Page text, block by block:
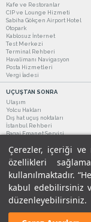
Çerezler, içeriği ve
özellikleri
kullanılmaktadır.
kabul edebilirsiniz
düzenleyebilirsiniz.
Kafe ve Restoranlar
CIP ve Lounge Hizmeti
Sabiha Gökçen Airport Hotel
Otopark
Kablosuz İnternet
Test Merkezi
Terminal Rehberi
Havalimanı Navigasyon
Posta Hizmetleri
Vergi İadesi
UÇUŞTAN SONRA
Ulaşım
Yolcu Hakları
Dış hat uçuş noktaları
İstanbul Rehberi
Bagaj Emanet Servisi